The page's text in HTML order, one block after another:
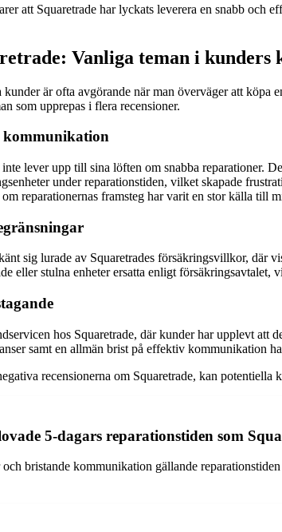
att Squaretrade har lyckats leverera en snabb
Vanliga teman i kunders
är ofta avgörande när man överväger att
som upprepas i flera recensioner.
kommunikation
lever upp till sina löften om snabba reparationer.
under reparationstiden, vilket skapade
reparationernas framsteg har varit en stor källa till
sig lurade av Squaretrades försäkringsvillkor, där
eller stulna enheter ersatta enligt
hos Squaretrade, där kunder har upplevt att
samt en allmän brist på effektiv kommunikation
recensionerna om Squaretrade, kan
5-dagars reparationstiden som
bristande kommunikation gällande